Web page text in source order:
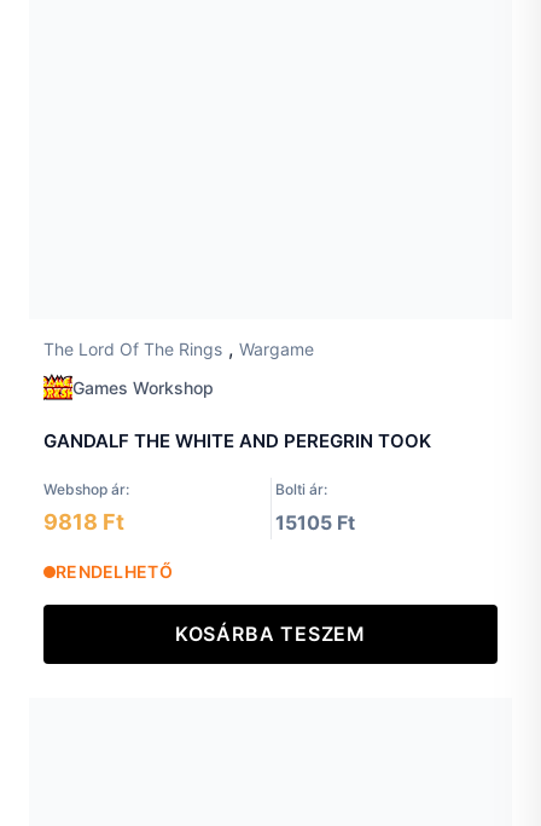
The Lord Of The Rings , Wargame
Games Workshop
GANDALF THE WHITE AND PEREGRIN TOOK
Webshop ár: Bolti ár:
9818 Ft 15105 Ft
RENDELHETŐ
KOSÁRBA TESZEM